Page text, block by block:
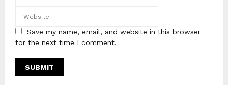
Save my name, email, and website in this browser
for the next time I comment.